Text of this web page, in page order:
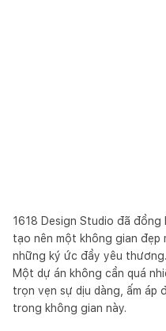
1618 Design Studio đã
tạo nên một không gian đẹp
những ký ức đầy yêu thương.
Một dự án không cần quá
trọn vẹn sự dịu dàng, ấm
trong không gian này.